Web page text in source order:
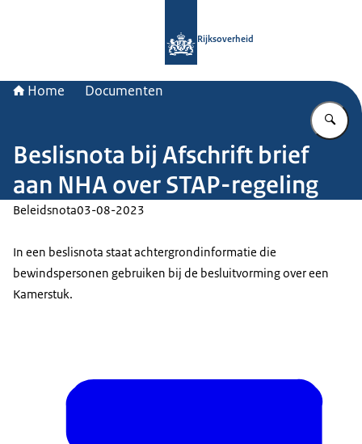
Rijksoverheid
Home Documenten
Beslisnota bij Afschrift brief
aan NHA over STAP-regeling
Beleidsnota03-08-2023
In een beslisnota staat achtergrondinformatie die
bewindspersonen gebruiken bij de besluitvorming over een
Kamerstuk.